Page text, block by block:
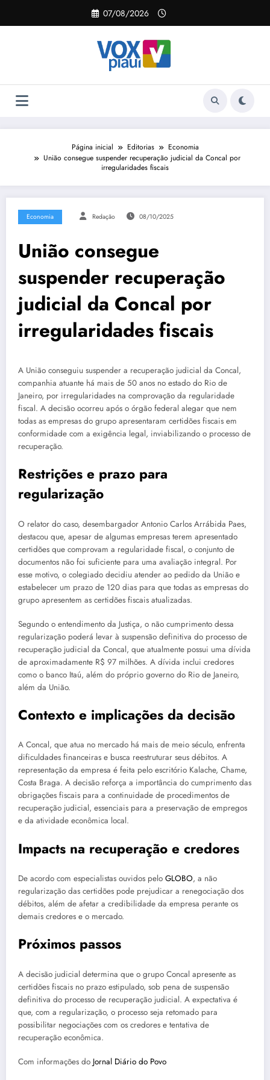
o
07/08/2026
Página inicial Editorias
Economia
União consegue suspender recuperação judicial da Concal por
irregularidades fiscais
Economia Redação 08/10/2025
União consegue
suspender recuperação
judicial da Concal por
irregularidades fiscais
A União conseguiu suspender a recuperação judicial da Concal,
companhia atuante há mais de 50 anos no estado do Rio de
Janeiro, por irregularidades na comprovação da regularidade
fiscal. A decisão ocorreu após o órgão federal alegar que nem
todas as empresas do grupo apresentaram certidões fiscais em
conformidade com a exigência legal, inviabilizando o processo de
recuperação.
Restrições e prazo para
regularização
O relator do caso, desembargador Antonio Carlos Arrábida Paes,
destacou que, apesar de algumas empresas terem apresentado
certidões que comprovam a regularidade fiscal, o conjunto de
documentos não foi suficiente para uma avaliação integral. Por
esse motivo, o colegiado decidiu atender ao pedido da União e
estabelecer um prazo de 120 dias para que todas as empresas do
grupo apresentem as certidões fiscais atualizadas.
Segundo o entendimento da Justiça, o não cumprimento dessa
regularização poderá levar à suspensão definitiva do processo de
recuperação judicial da Concal, que atualmente possui uma dívida
de aproximadamente R$ 97 milhões. A dívida inclui credores
como o banco Itaú, além do próprio governo do Rio de Janeiro,
além da União.
Contexto e implicações da decisão
A Concal, que atua no mercado há mais de meio século, enfrenta
dificuldades financeiras e busca reestruturar seus débitos. A
representação da empresa é feita pelo escritório Kalache, Chame,
Costa Braga. A decisão reforça a importância do cumprimento das
obrigações fiscais para a continuidade de procedimentos de
recuperação judicial, essenciais para a preservação de empregos
e da atividade econômica local.
Impacts na recuperação e credores
De acordo com especialistas ouvidos pelo GLOBO, a não
regularização das certidões pode prejudicar a renegociação dos
débitos, além de afetar a credibilidade da empresa perante os
demais credores e o mercado.
Próximos passos
A decisão judicial determina que o grupo Concal apresente as
certidões fiscais no prazo estipulado, sob pena de suspensão
definitiva do processo de recuperação judicial. A expectativa é
que, com a regularização, o processo seja retomado para
possibilitar negociações com os credores e tentativa de
recuperação econômica.
Com informações do Jornal Diário do Povo